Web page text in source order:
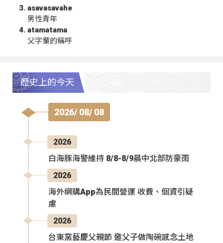
asavasavahe
男性青年
atamatama
父字輩的稱呼
歷史上的今天
2026/ 08/ 08
2026
白海豚海警維持 8/8-8/9晨中北部防豪雨
2026
海外網購App為民間營運 收費、個資引疑
慮
2026
台東窯藝慶父親節 邀父子做陶碗感念土地